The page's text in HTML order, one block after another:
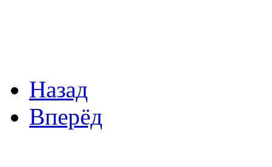
Назад
Вперёд